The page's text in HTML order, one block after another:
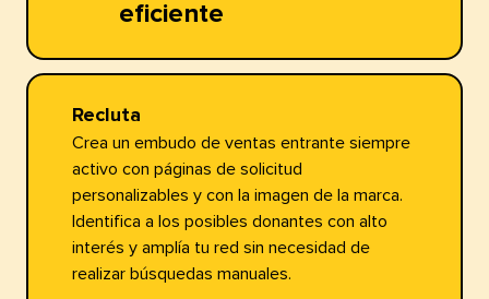
eficiente​​
Recluta​​
Crea un embudo de ventas entrante siempre
activo con páginas de solicitud
personalizables y con la imagen de la marca.
Identifica a los posibles donantes con alto
interés y amplía tu red sin necesidad de
realizar búsquedas manuales.​​